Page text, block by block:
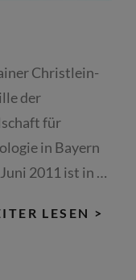
Christlein-
der
für
in Bayern
2011 ist in …
LESEN >